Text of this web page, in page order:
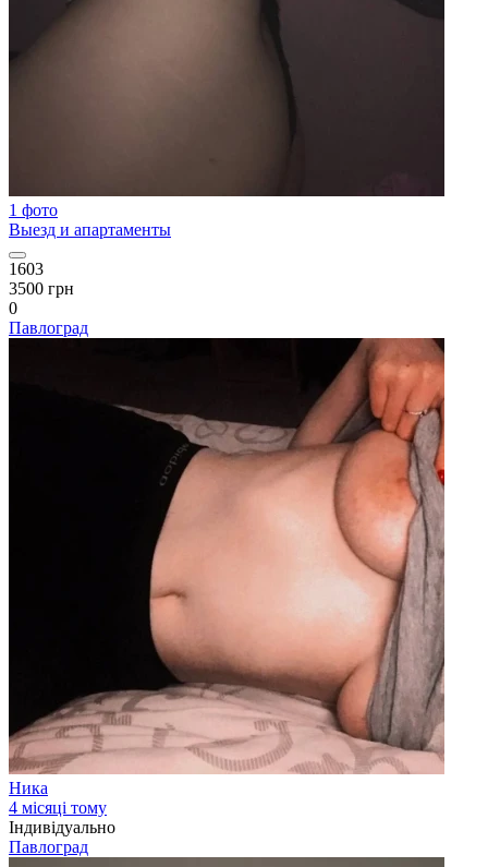
1 фото
Выезд и апартаменты
1603
3500 грн
0
Павлоград
Ника
4 місяці тому
Індивідуально
Павлоград